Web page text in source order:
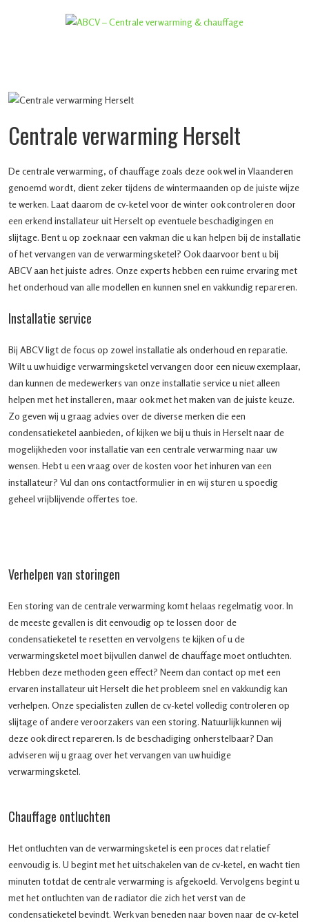
Centrale verwarming Herselt
De centrale verwarming, of chauffage zoals deze ook wel in Vlaanderen
genoemd wordt, dient zeker tijdens de wintermaanden op de juiste wijze
te werken. Laat daarom de cv-ketel voor de winter ook controleren door
een erkend installateur uit Herselt op eventuele beschadigingen en
slijtage. Bent u op zoek naar een vakman die u kan helpen bij de installatie
of het vervangen van de verwarmingsketel? Ook daarvoor bent u bij
ABCV aan het juiste adres. Onze experts hebben een ruime ervaring met
het onderhoud van alle modellen en kunnen snel en vakkundig repareren.
Installatie service
Bij ABCV ligt de focus op zowel installatie als onderhoud en reparatie.
Wilt u uw huidige verwarmingsketel vervangen door een nieuw exemplaar,
dan kunnen de medewerkers van onze installatie service u niet alleen
helpen met het installeren, maar ook met het maken van de juiste keuze.
Zo geven wij u graag advies over de diverse merken die een
condensatieketel aanbieden, of kijken we bij u thuis in Herselt naar de
mogelijkheden voor installatie van een centrale verwarming naar uw
wensen. Hebt u een vraag over de kosten voor het inhuren van een
installateur? Vul dan ons contactformulier in en wij sturen u spoedig
geheel vrijblijvende offertes toe.
Verhelpen van storingen
Een storing van de centrale verwarming komt helaas regelmatig voor. In
de meeste gevallen is dit eenvoudig op te lossen door de
condensatieketel te resetten en vervolgens te kijken of u de
verwarmingsketel moet bijvullen danwel de chauffage moet ontluchten.
Hebben deze methoden geen effect? Neem dan contact op met een
ervaren installateur uit Herselt die het probleem snel en vakkundig kan
verhelpen. Onze specialisten zullen de cv-ketel volledig controleren op
slijtage of andere veroorzakers van een storing. Natuurlijk kunnen wij
deze ook direct repareren. Is de beschadiging onherstelbaar? Dan
adviseren wij u graag over het vervangen van uw huidige
verwarmingsketel.
Chauffage ontluchten
Het ontluchten van de verwarmingsketel is een proces dat relatief
eenvoudig is. U begint met het uitschakelen van de cv-ketel, en wacht tien
minuten totdat de centrale verwarming is afgekoeld. Vervolgens begint u
met het ontluchten van de radiator die zich het verst van de
condensatieketel bevindt. Werk van beneden naar boven naar de cv-ketel